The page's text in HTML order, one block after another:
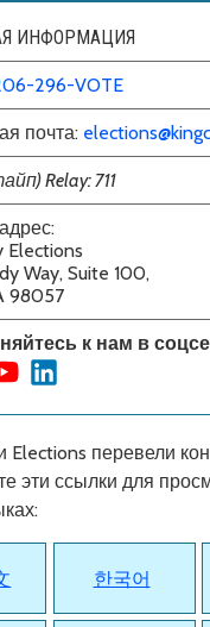
ИНФОРМАЦИЯ
296-VOTE
почта:
Relay: 711
Elections
Way, Suite 100,
98057
к нам в
Elections перевели
эти ссылки для
한국어